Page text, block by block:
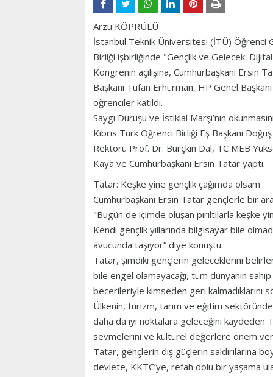
Arzu KÖPRÜLÜ
İstanbul Teknik Üniversitesi (İTÜ) Öğrenci
Birliği işbirliğinde "Gençlik ve Gelecek:
Kongrenin açılışına, Cumhurbaşkanı Ersin
Başkanı Tufan Erhürman, HP Genel
öğrenciler katıldı.
Saygı Duruşu ve İstiklal Marşı’nın
Kıbrıs Türk Öğrenci Birliği Eş Başkanı
Rektörü Prof. Dr. Burçkin Dal, TC MEB
Kaya ve Cumhurbaşkanı Ersin Tatar yaptı.
Tatar: Keşke yine gençlik çağımda olsam
Cumhurbaşkanı Ersin Tatar gençlerle bir
"Bugün de içimde oluşan pırıltılarla keşke
Kendi gençlik yıllarında bilgisayar bile
avucunda taşıyor” diye konuştu.
Tatar, şimdiki gençlerin geleceklerini
bile engel olamayacağı, tüm dünyanın
becerileriyle kimseden geri kalmadıklarını
Ülkenin, turizm, tarım ve eğitim
daha da iyi noktalara geleceğini kaydeden
sevmelerini ve kültürel değerlere önem
Tatar, gençlerin dış güçlerin saldırılarına
devlete, KKTC’ye, refah dolu bir yaşama